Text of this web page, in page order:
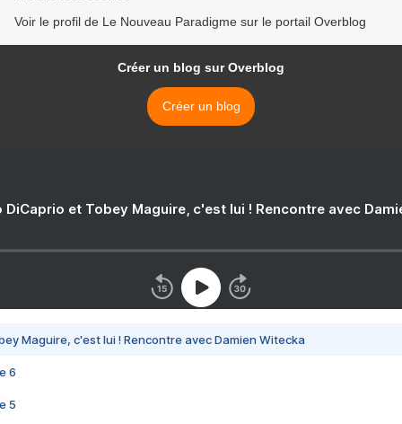
Voir le profil de Le Nouveau Paradigme sur le portail Overblog
Créer un blog sur Overblog
Créer un blog
DiCaprio et Tobey Maguire, c'est lui ! Rencontre avec
Maguire, c'est lui ! Rencontre avec Damien Witecka
6
5